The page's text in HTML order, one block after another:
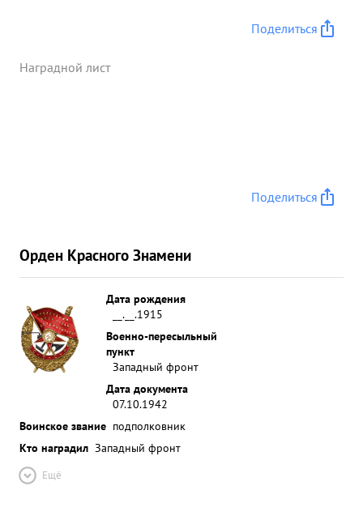
Поделиться
Наградной лист
Поделиться
Орден Красного Знамени
Дата рождения
__.__.1915
Военно-пересыльный
пункт
Западный фронт
Дата документа
07.10.1942
Воинское звание подполковник
Кто наградил Западный фронт
Ещё